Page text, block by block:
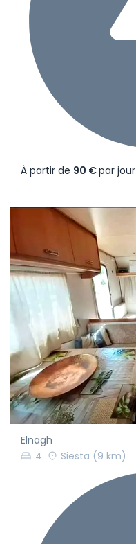
À partir de 90 €par jour
Elnagh
4
Siesta (9 km)